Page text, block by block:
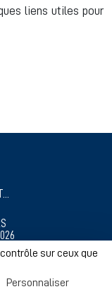
liens utiles pour
sur ceux que
Personnaliser